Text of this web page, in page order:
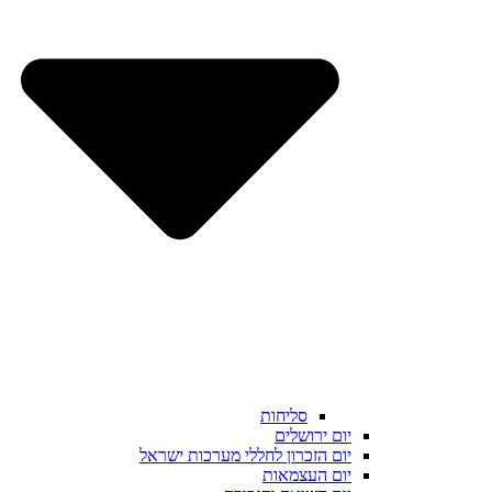
סליחות
יום ירושלים
יום הזכרון לחללי מערכות ישראל
יום העצמאות